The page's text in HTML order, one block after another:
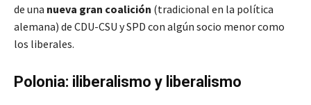
de una nueva gran coalición (tradicional en la política
alemana) de CDU-CSU y SPD con algún socio menor como
los liberales.
Polonia: iliberalismo y liberalismo